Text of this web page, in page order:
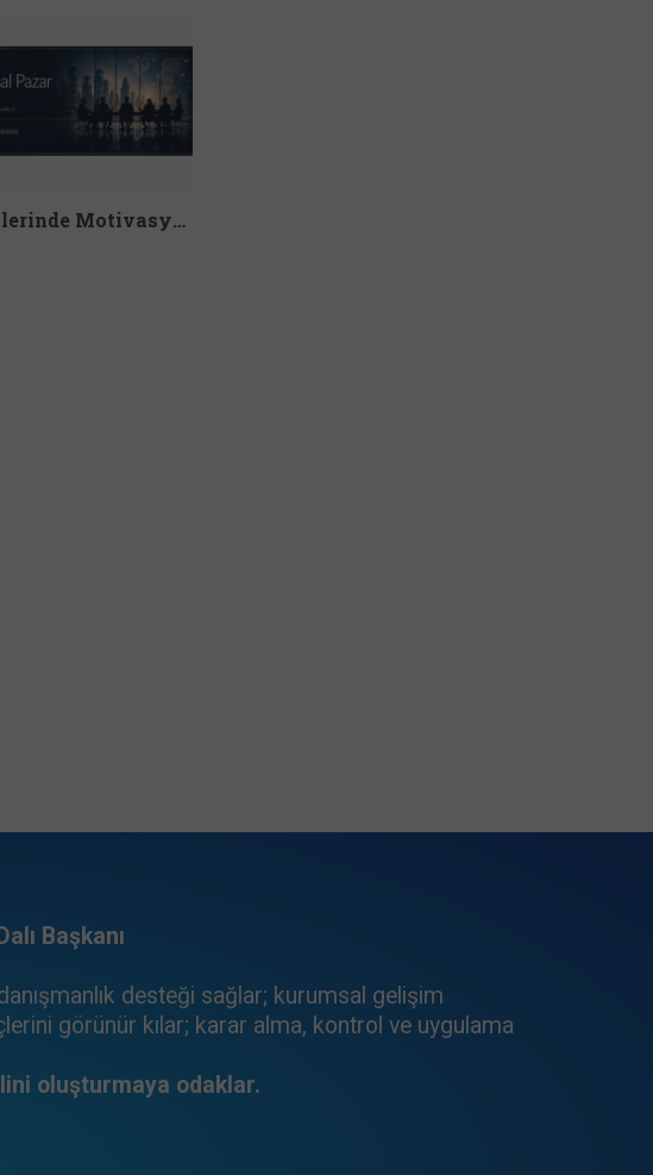
Satış Temsilcilerinde Motivasyon Sorunları Nasıl Yönetilmeli?
Başkanı
desteği sağlar; kurumsal gelişim
görünür kılar; karar alma, kontrol ve uygulama
oluşturmaya odaklar.